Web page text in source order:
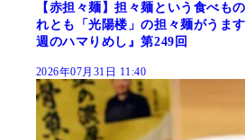
【赤担々麺】担々麺という食べも
れとも「光陽楼」の担々麺がうま
週のハマりめし』第249回
2026年07月31日 11:40